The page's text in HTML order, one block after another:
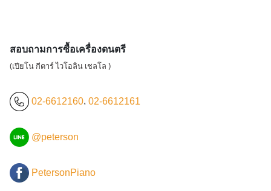
สอบถามการซื้อเครื่องดนตรี
(เปียโน กีตาร์ ไวโอลิน เชลโล )
02-6612160, 02-6612161
@peterson
PetersonPiano